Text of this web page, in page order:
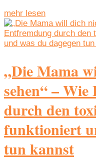
mehr lesen
„Die Mama
sehen“ –
durch den
funktioniert
tun kannst